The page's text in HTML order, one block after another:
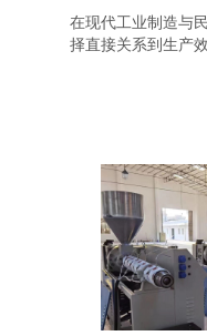
在现代工业制造与
择直接关系到生产